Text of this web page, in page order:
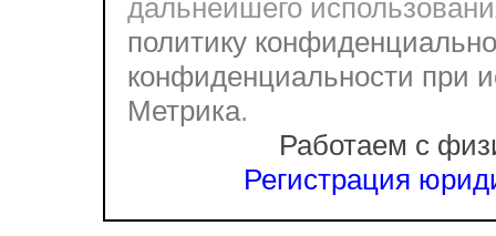
дальнейшего
политику
конфиденциальности при
Метрика.
Работаем с
Регистрация